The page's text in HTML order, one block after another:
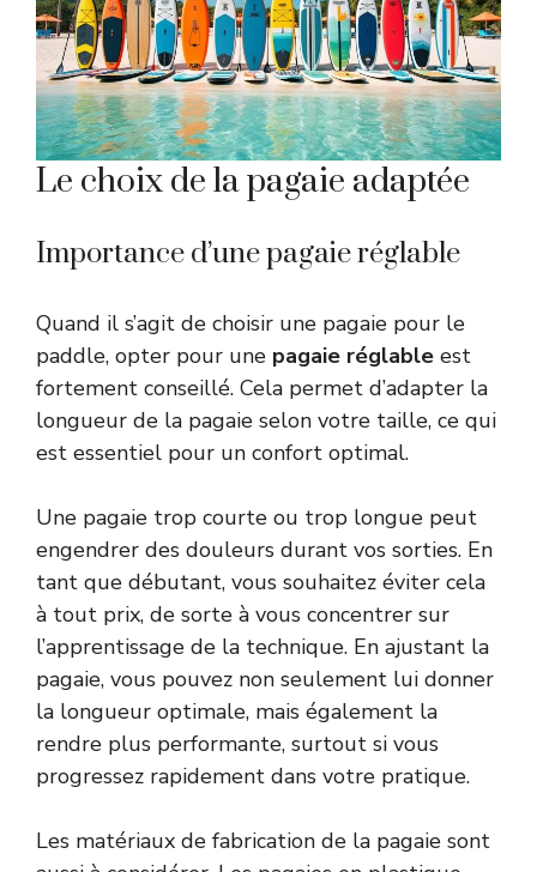
Le choix de la pagaie adaptée
Importance d’une pagaie réglable
Quand il s’agit de choisir une pagaie pour le
paddle, opter pour une pagaie réglable est
fortement conseillé. Cela permet d’adapter la
longueur de la pagaie selon votre taille, ce qui
est essentiel pour un confort optimal.
Une pagaie trop courte ou trop longue peut
engendrer des douleurs durant vos sorties. En
tant que débutant, vous souhaitez éviter cela
à tout prix, de sorte à vous concentrer sur
l’apprentissage de la technique. En ajustant la
pagaie, vous pouvez non seulement lui donner
la longueur optimale, mais également la
rendre plus performante, surtout si vous
progressez rapidement dans votre pratique.
Les matériaux de fabrication de la pagaie sont